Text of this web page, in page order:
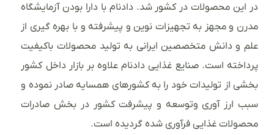
در این محصولات در کشور شد. دادنام با دارا بودن آزمایشگاه
مدرن و مجهز به تجهیزات نوین و پیشرفته و با بهره گیری از
علم و دانش متخصصین ایرانی به تولید محصولات باکیفیت
پرداخته است. صنایع غذایی دادنام علاوه بر بازار داخل کشور
بخشی از تولیدات خود را به کشورهای همسایه صادر نموده و
سبب ارز آوری وتوسعه و پیشرفت کشور در بخش صادرات
محصولات غذایی فرآوری شده گردیده است.